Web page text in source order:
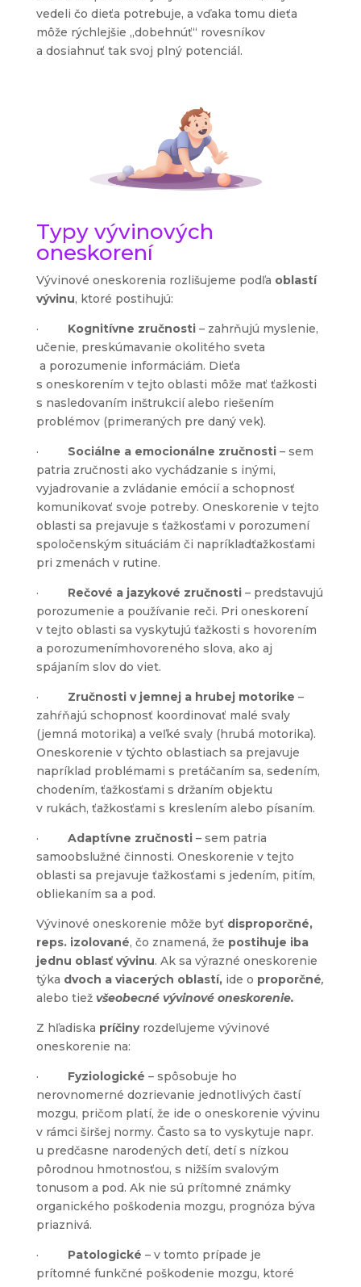
vedeli čo dieťa potrebuje, a vďaka tomu dieťa
môže rýchlejšie „dobehnúť“ rovesníkov
a dosiahnuť tak svoj plný potenciál.
Typy vývinových
oneskorení
Vývinové oneskorenia rozlišujeme podľa oblastí
vývinu, ktoré postihujú:
· Kognitívne zručnosti– zahrňujú myslenie,
učenie, preskúmavanie okolitého sveta
a porozumenie informáciám. Dieťa
s oneskorením v tejto oblasti môže mať ťažkosti
s nasledovaním inštrukcií alebo riešením
problémov (primeraných pre daný vek).
· Sociálne a emocionálne zručnosti – sem
patria zručnosti ako vychádzanie s inými,
vyjadrovanie a zvládanie emócií a schopnosť
komunikovať svoje potreby. Oneskorenie v tejto
oblasti sa prejavuje s ťažkosťami v porozumení
spoločenským situáciám či napríkladťažkosťami
pri zmenách v rutine.
· Rečové a jazykové zručnosti – predstavujú
porozumenie a používanie reči. Pri oneskorení
v tejto oblasti sa vyskytujú ťažkosti s hovorením
a porozumenímhovoreného slova, ako aj
spájaním slov do viet.
· Zručnosti v jemnej a hrubej motorike –
zahŕňajú schopnosť koordinovať malé svaly
(jemná motorika) a veľké svaly (hrubá motorika).
Oneskorenie v týchto oblastiach sa prejavuje
napríklad problémami s pretáčaním sa, sedením,
chodením, ťažkosťami s držaním objektu
v rukách, ťažkosťami s kreslením alebo písaním.
· Adaptívne zručnosti – sem patria
samoobslužné činnosti. Oneskorenie v tejto
oblasti sa prejavuje ťažkosťami s jedením, pitím,
obliekaním sa a pod.
Vývinové oneskorenie môže byť disproporčné,
reps. izolované, čo znamená, že postihuje iba
jednu oblasť vývinu. Ak sa výrazné oneskorenie
týka dvoch a viacerých oblastí,ide o proporčné,
alebo tiež všeobecné vývinové oneskorenie.
Z hľadiska príčinyrozdeľujeme vývinové
oneskorenie na:
· Fyziologické – spôsobuje ho
nerovnomerné dozrievanie jednotlivých častí
mozgu, pričom platí, že ide o oneskorenie vývinu
v rámci širšej normy. Často sa to vyskytuje napr.
u predčasne narodených detí, detí s nízkou
pôrodnou hmotnosťou, s nižším svalovým
tonusom a pod. Ak nie sú prítomné známky
organického poškodenia mozgu, prognóza býva
priaznivá.
· Patologické – v tomto prípade je
prítomné funkčné poškodenie mozgu, ktoré